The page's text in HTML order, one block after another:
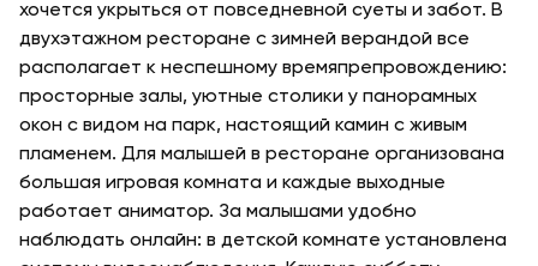
хочется укрыться от повседневной суеты и забот. В
двухэтажном ресторане с зимней верандой все
располагает к неспешному времяпрепровождению:
просторные залы, уютные столики у панорамных
окон с видом на парк, настоящий камин с живым
пламенем. Для малышей в ресторане организована
большая игровая комната и каждые выходные
работает аниматор. За малышами удобно
наблюдать онлайн: в детской комнате установлена